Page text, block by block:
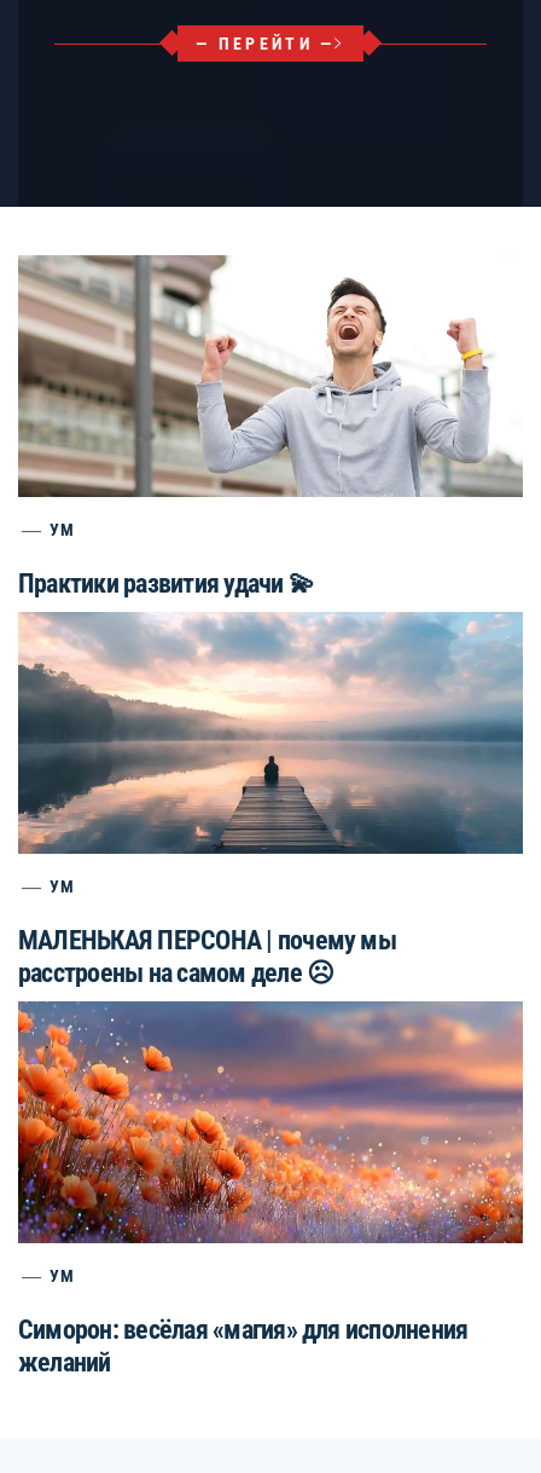
— ПЕРЕЙТИ —
УМ
Практики развития удачи 💫
УМ
МАЛЕНЬКАЯ ПЕРСОНА | почему мы
расстроены на самом деле ☹️
УМ
Симорон: весёлая «магия» для исполнения
желаний